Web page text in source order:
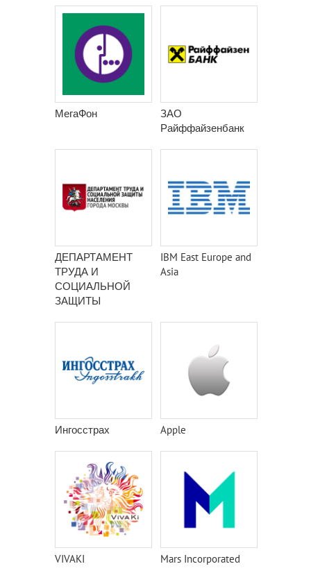
МегаФон
ЗАО
Райффайзенбанк
ДЕПАРТАМЕНТ
ТРУДА И
СОЦИАЛЬНОЙ
ЗАЩИТЫ
IBM East Europe and
Asia
Ингосстрах Apple
VIVAKI Mars Incorporated